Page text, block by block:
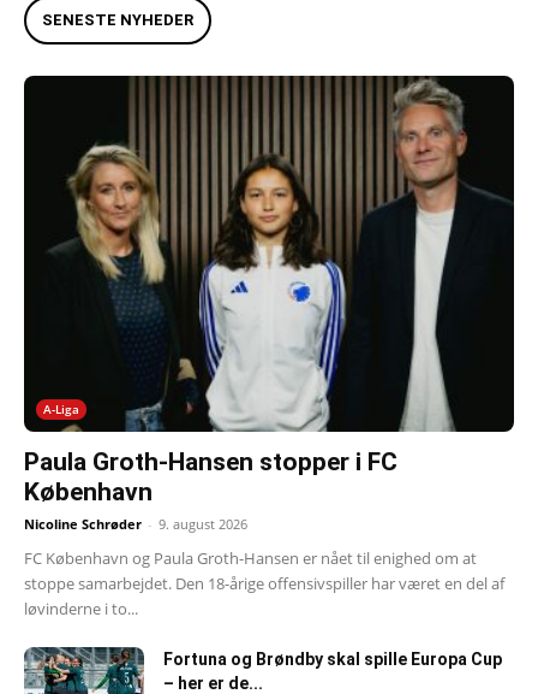
SENESTE NYHEDER
A-Liga
Paula Groth-Hansen stopper i FC
København
Nicoline Schrøder - 9. august 2026
FC København og Paula Groth-Hansen er nået til enighed om at
stoppe samarbejdet. Den 18-årige offensivspiller har været en del af
løvinderne i to...
Fortuna og Brøndby skal spille Europa Cup
– her er de...